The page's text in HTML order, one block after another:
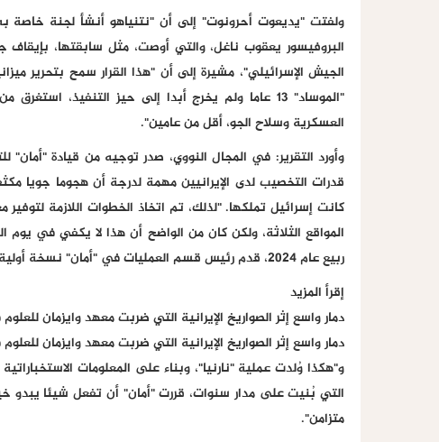
ولفتت "يديعوت أحرونوت" إلى أن "نتنياهو أنشأ لجنة خاصة
البروفيسور يعقوب ناغل، والتي أوصت، مثل سابقتها،
الجيش الإسرائيلي"، مشيرة إلى أن "هذا القرار سمح بتحرير
"الموساد" 13 عاما ولم يخرج أبدا إلى حيز التنفيذ،
العسكرية وسلاح الجو، أقل من عامين".
وأورد التقرير: في المجال النووي، صدر توجيه من قيادة
قدرات التخصيب لدى الإيرانيين مهمة لدرجة أن هجوما جويا
كانت إسرائيل تملكها. "لذلك، تم اتخاذ الخطوات اللازمة
المواقع الثلاثة، ولكن كان من الواضح أن هذا لا يكفي في
ربيع عام 2024، قدم رئيس قسم العمليات في "أمان" نسخة أولية من الخطة لرئيس الوزراء نتنياهو.
إقرأ المزيد
دمار واسع إثر الصواريخ الإيرانية التي ضربت معهد وايزمان
دمار واسع إثر الصواريخ الإيرانية التي ضربت معهد وايزمان
و"هكذا وُلدت عملية "نارنيا"، وبناء على المعلومات
التي بُنيت على مدار سنوات، قررت "أمان" أن تفعل شيئا يبدو
متزامن".